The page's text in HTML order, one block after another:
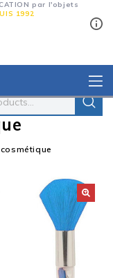
par l'objets
1992